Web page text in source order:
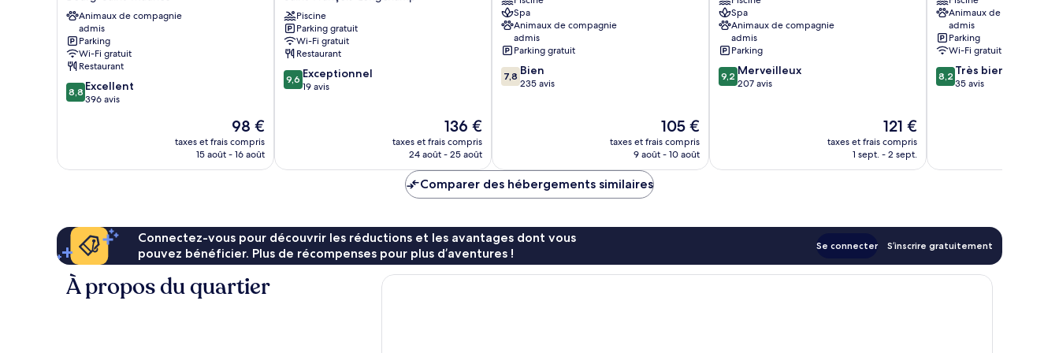
-
Bourg
Saint
Maurice
Bourg-
Saint-
Maurice
Animaux de compagnie
admis
Parking
Wi-Fi gratuit
Restaurant
8.8
sur
8,8 Excellent
396 avis
Le
nouveau
prix
98 €
taxes et frais compris
15 août - 16 août
Longchamp
1450
Saint-
François-
Longchamp
Piscine
Parking gratuit
Wi-Fi gratuit
Restaurant
9.6
sur
9,6 Exceptionnel
19 avis
Le
nouveau
prix
de
136 €
136 €
taxes et frais compris
24 août - 25 août
Plagne
Spa
Animaux de compagnie
admis
Parking gratuit
7.8
sur
7,8 Bien
235 avis
Le
nouveau
prix
105 €
taxes et frais compris
9 août - 10 août
Spa
Val-
Cenis
Spa
Animaux de compagnie
admis
Parking
9.2
sur
9,2 Merveilleux
207 avis
Le
nouveau
prix
121 €
taxes et frais compris
1 sept. - 2 sept.
Animaux de compagnie
admis
Parking
Wi-Fi gratuit
8.2
sur
8,2 Très bien
35 avis
Comparer des hébergements similaires
Connectez-vous pour découvrir les réductions et les avantages dont vous
pouvez bénéficier. Plus de récompenses pour plus d’aventures !
Se connecter S’inscrire gratuitement
À propos du quartier